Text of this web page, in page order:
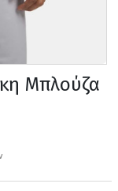
Μπλούζα